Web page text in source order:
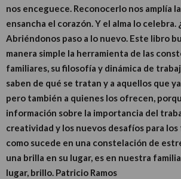
nos enceguece. Reconocerlo nos amplía
ensancha el corazón. Y el alma lo celebra.
Abriéndonos paso a lo nuevo. Este libro
manera simple la herramienta de las
familiares, su filosofía y dinámica de
saben de qué se tratan y a aquellos que
pero también a quienes los ofrecen,
información sobre la importancia del
creatividad y los nuevos desafíos para
como sucede en una constelación de
una brilla en su lugar, es en nuestra
lugar, brillo. Patricio Ramos